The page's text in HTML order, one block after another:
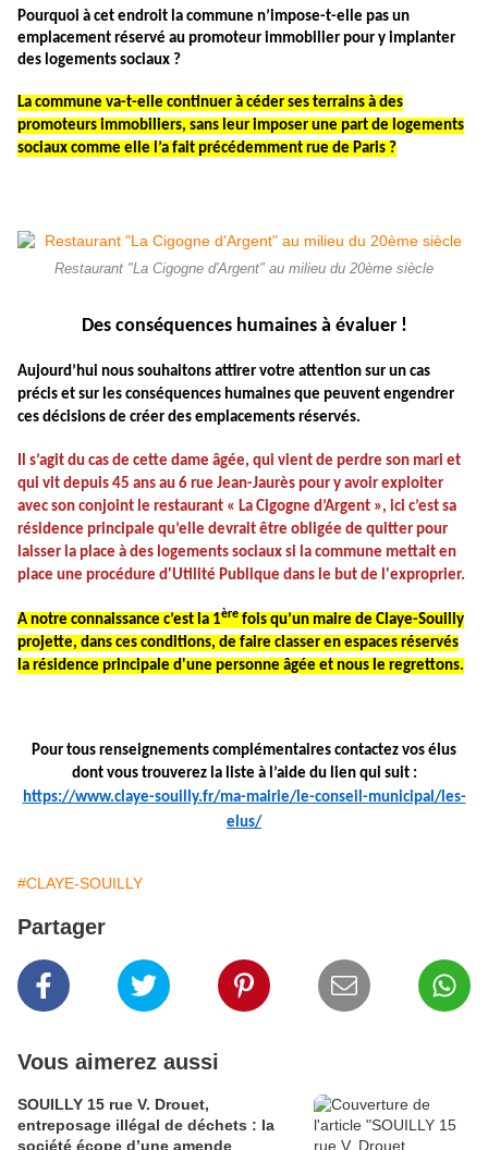
Pourquoi à cet endroit la commune n’impose-t-elle pas un
emplacement réservé au promoteur immobilier pour y implanter
des logements sociaux ?
La commune va-t-elle continuer à céder ses terrains à des
promoteurs immobiliers, sans leur imposer une part de logements
sociaux comme elle l’a fait précédemment rue de Paris ?
Restaurant "La Cigogne d'Argent" au milieu du 20ème siècle
Des conséquences humaines à évaluer !
Aujourd’hui nous souhaitons attirer votre attention sur un cas
précis et sur les conséquences humaines que peuvent engendrer
ces décisions de créer des emplacements réservés.
Il s’agit du cas de cette dame âgée, qui vient de perdre son mari et
qui vit depuis 45 ans au 6 rue Jean-Jaurès pour y avoir exploiter
avec son conjoint le restaurant « La Cigogne d’Argent », ici c’est sa
résidence principale qu’elle devrait être obligée de quitter pour
laisser la place à des logements sociaux si la commune mettait en
place une procédure d'Utilité Publique dans le but de l'exproprier.
A notre connaissance c’est la 1ère fois qu’un maire de Claye-Souilly
projette, dans ces conditions, de faire classer en espaces réservés
la résidence principale d'une personne âgée et nous le regrettons.
Pour tous renseignements complémentaires contactez vos élus
dont vous trouverez la liste à l’aide du lien qui suit :
https://www.claye-souilly.fr/ma-mairie/le-conseil-municipal/les-
elus/
#CLAYE-SOUILLY
Partager
Vous aimerez aussi
SOUILLY 15 rue V. Drouet,
entreposage illégal de déchets : la
société écope d’une amende